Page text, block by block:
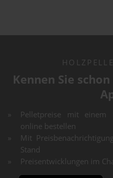
Kennen Sie
Pelletpreise mit
online bestellen
Mit
Stand
Preisentwicklungen im